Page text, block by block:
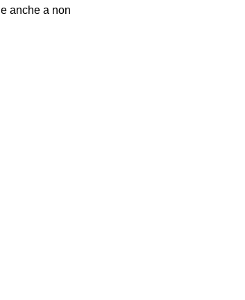
anche a non